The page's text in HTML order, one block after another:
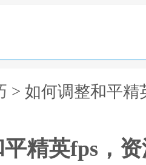
> 如何调整和平精
精英fps，